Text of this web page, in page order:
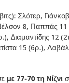
Σλότερ,
8, Παππάς 11
Διαμαντίδης 12
15 (6ρ.),
με 77-70 τη Νίζνι